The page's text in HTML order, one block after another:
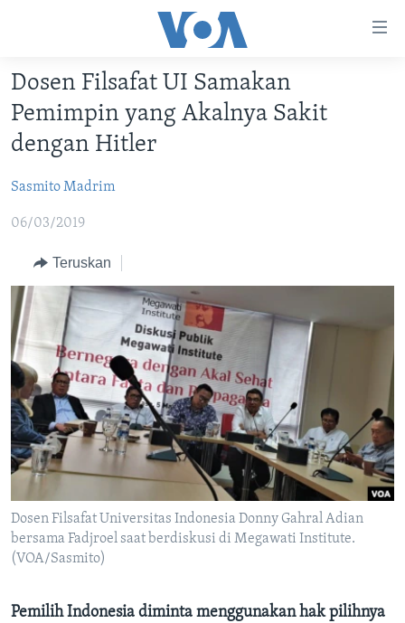
Akses
Lanjut
ke
Konten
Lanjut
ke
Utama
Lanjut
ke
Pencarian
DUNIA
VIDEO
POLYGRAPH
DAFTAR PROGRAM
Learning English
IKUTI KAMI
Bahasa-bahasa
Dosen Filsafat UI Samakan
Pemimpin yang Akalnya Sakit
dengan Hitler
Sasmito Madrim
06/03/2019
Teruskan
Dosen Filsafat Universitas Indonesia Donny Gahral Adian
bersama Fadjroel saat berdiskusi di Megawati Institute.
(VOA/Sasmito)
Pemilih Indonesia diminta menggunakan hak pilihnya